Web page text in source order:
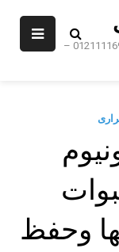
اسعار ماكينات التعبئة والتغليف 01211116954 – 01211116956 –
وحفظ